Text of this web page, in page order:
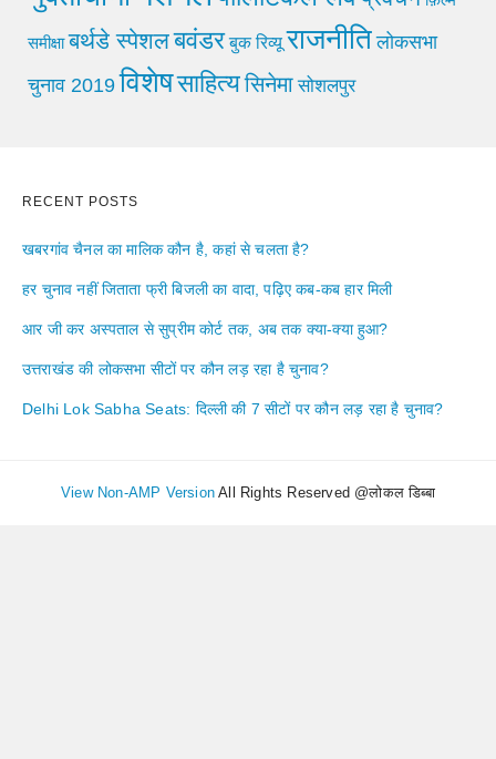
समीक्षा बर्थडे स्पेशलबवंडर बुक रिव्यू राजनीति लोकसभा
चुनाव 2019 विशेषसाहित्यसिनेमा सोशलपुर
RECENT POSTS
खबरगांव चैनल का मालिक कौन है, कहां से चलता है?
हर चुनाव नहीं जिताता फ्री बिजली का वादा, पढ़िए कब-कब हार मिली
आर जी कर अस्पताल से सुप्रीम कोर्ट तक, अब तक क्या-क्या हुआ?
उत्तराखंड की लोकसभा सीटों पर कौन लड़ रहा है चुनाव?
Delhi Lok Sabha Seats: दिल्ली की 7 सीटों पर कौन लड़ रहा है चुनाव?
View Non-AMP Version All Rights Reserved @लोकल डिब्बा